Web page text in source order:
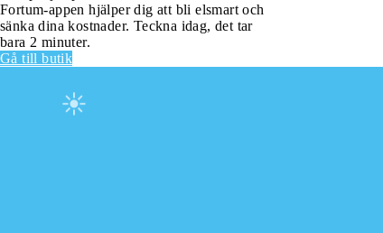
Fortum-appen hjälper dig att bli elsmart och
sänka dina kostnader. Teckna idag, det tar
bara 2 minuter.
Gå till butik
☀️